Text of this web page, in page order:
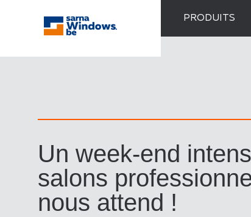
PRODUITS
Un week-end
salons
nous attend !